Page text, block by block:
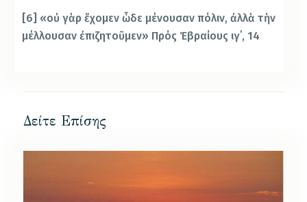
[6] «οὐ γὰρ ἔχομεν ὧδε μένουσαν πόλιν, ἀλλὰ τὴν
μέλλουσαν ἐπιζητοῦμεν» Πρός Ἑβραίους ιγ΄, 14
Δείτε Επίσης